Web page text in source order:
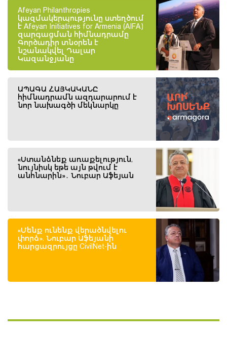
Afeyan Philanthropies
կազմակերպությունը ստեղծում
է Afeyan Initiatives for Armenia (AIFA)
զարգացման հիմնադրամը
Գործադիր տնօրեն է
նշանակվել Դալար
Կազանջյանը
ԱՊԱԳԱ ՀԱՅԿԱԿԱՆԸ
հիմնադրամն ազդարարում է
նոր նախագծի մեկնարկը
«Ստանձնեք առաքելություն,
նույնիսկ եթե այն թվում է
անհնարին»․ Նուբար Աֆեյան
«Մենք ունենք վերածնվելու
փորձ». Նուբար Աֆեյանի
հարցազրույցը CivilNet-ին